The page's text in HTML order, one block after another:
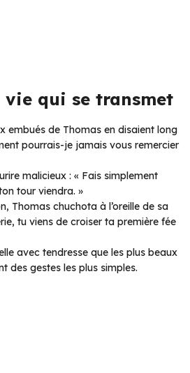
vie qui se transmet
embués de Thomas en disaient long
pourrais-je jamais vous remercier
malicieux : « Fais simplement
tour viendra. »
Thomas chuchota à l’oreille de sa
tu viens de croiser ta première fée
avec tendresse que les plus beaux
des gestes les plus simples.